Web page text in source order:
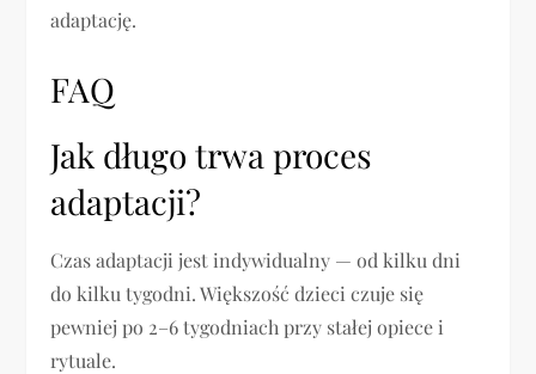
adaptację.
FAQ
Jak długo trwa proces
adaptacji?
Czas adaptacji jest indywidualny — od kilku dni
do kilku tygodni. Większość dzieci czuje się
pewniej po 2–6 tygodniach przy stałej opiece i
rytuale.